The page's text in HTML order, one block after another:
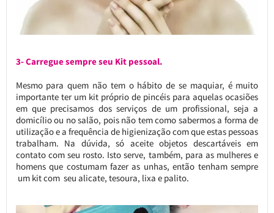
3- Carregue sempre seu Kit pessoal.
Mesmo para quem não tem o hábito de se maquiar, é muito
importante ter um kit próprio de pincéis para aquelas ocasiões
em que precisamos dos serviços de um profissional, seja a
domicílio ou no salão, pois não tem como sabermos a forma de
utilização e a frequência de higienização com que estas pessoas
trabalham. Na dúvida, só aceite objetos descartáveis em
contato com seu rosto. Isto serve, também, para as mulheres e
homens que costumam fazer as unhas, então tenham sempre
um kit com seu alicate, tesoura, lixa e palito.